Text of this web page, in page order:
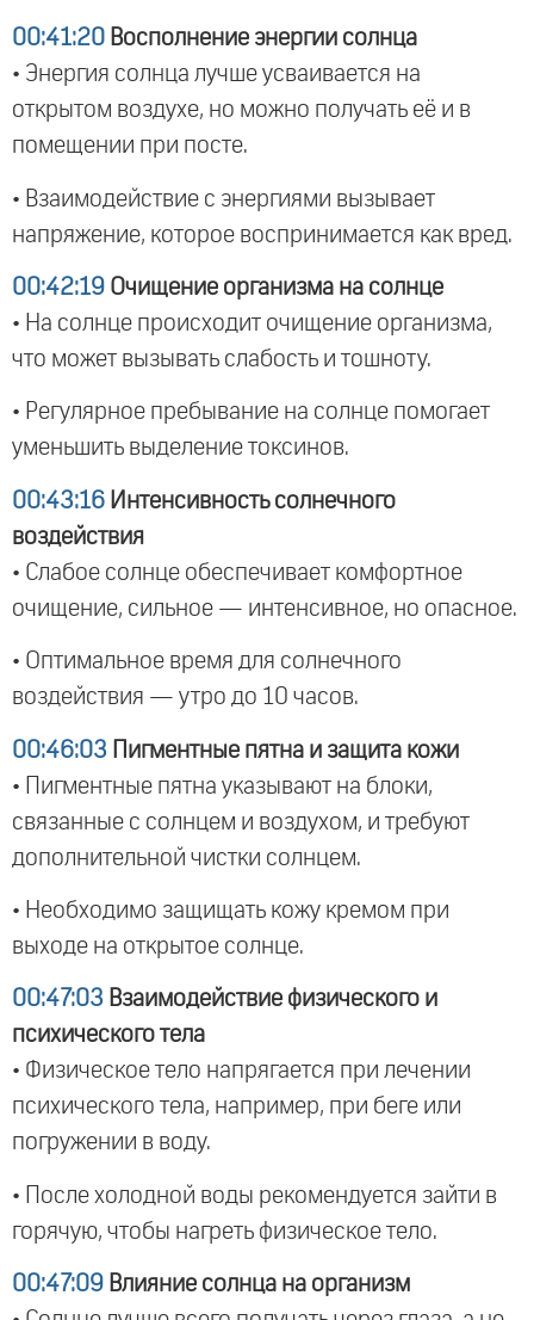
00:41:20 Восполнение энергии солнца
• Энергия солнца лучше усваивается на
открытом воздухе, но можно получать её и в
помещении при посте.
• Взаимодействие с энергиями вызывает
напряжение, которое воспринимается как вред.
00:42:19 Очищение организма на солнце
• На солнце происходит очищение организма,
что может вызывать слабость и тошноту.
• Регулярное пребывание на солнце помогает
уменьшить выделение токсинов.
00:43:16 Интенсивность солнечного
воздействия
• Слабое солнце обеспечивает комфортное
очищение, сильное — интенсивное, но опасное.
• Оптимальное время для солнечного
воздействия — утро до 10 часов.
00:46:03 Пигментные пятна и защита кожи
• Пигментные пятна указывают на блоки,
связанные с солнцем и воздухом, и требуют
дополнительной чистки солнцем.
• Необходимо защищать кожу кремом при
выходе на открытое солнце.
00:47:03 Взаимодействие физического и
психического тела
• Физическое тело напрягается при лечении
психического тела, например, при беге или
погружении в воду.
• После холодной воды рекомендуется зайти в
горячую, чтобы нагреть физическое тело.
00:47:09 Влияние солнца на организм